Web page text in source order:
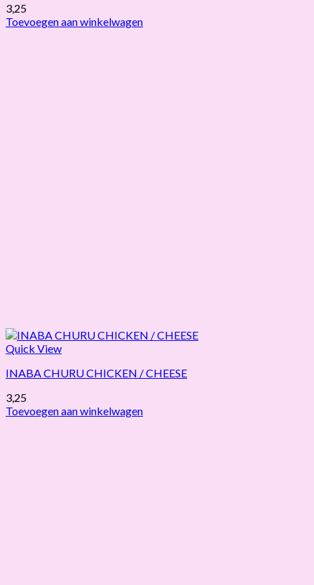
3,25
Toevoegen aan winkelwagen
Quick View
INABA CHURU CHICKEN / CHEESE
3,25
Toevoegen aan winkelwagen